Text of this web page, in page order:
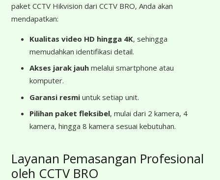
paket CCTV Hikvision dari CCTV BRO, Anda akan
mendapatkan:
Kualitas video HD hingga 4K, sehingga
memudahkan identifikasi detail.
Akses jarak jauh melalui smartphone atau
komputer.
Garansi resmi untuk setiap unit.
Pilihan paket fleksibel, mulai dari 2 kamera, 4
kamera, hingga 8 kamera sesuai kebutuhan.
Layanan Pemasangan Profesional
oleh CCTV BRO